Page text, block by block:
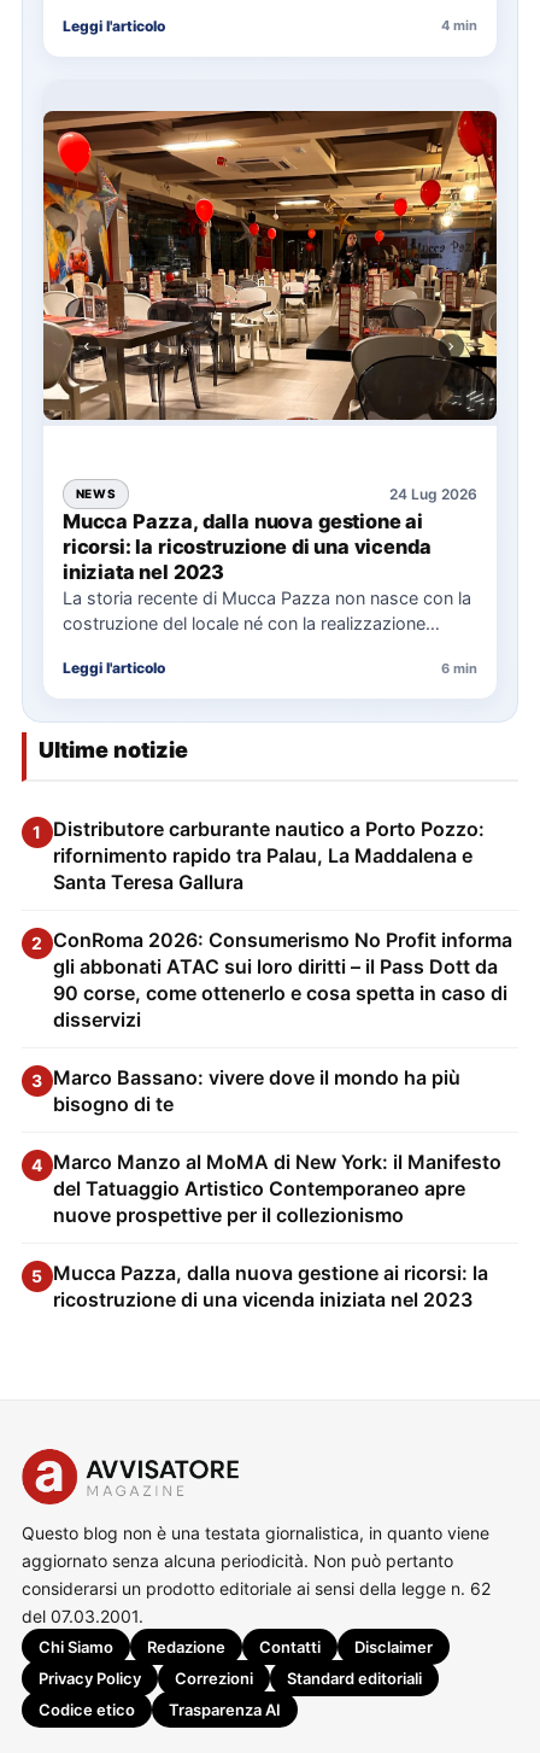
Leggi l'articolo 4 min
NEWS 24 Lug 2026
Mucca Pazza, dalla nuova gestione ai
ricorsi: la ricostruzione di una vicenda
iniziata nel 2023
La storia recente di Mucca Pazza non nasce con la
costruzione del locale né con la realizzazione
Leggi l'articolo 6 min
Ultime notizie
1
Distributore carburante nautico a Porto Pozzo:
rifornimento rapido tra Palau, La Maddalena e
Santa Teresa Gallura
2 ConRoma 2026: Consumerismo No Profit informa
gli abbonati ATAC sui loro diritti – il Pass Dott da
90 corse, come ottenerlo e cosa spetta in caso di
disservizi
3 Marco Bassano: vivere dove il mondo ha più
bisogno di te
4 Marco Manzo al MoMA di New York: il Manifesto
del Tatuaggio Artistico Contemporaneo apre
nuove prospettive per il collezionismo
5 Mucca Pazza, dalla nuova gestione ai ricorsi: la
ricostruzione di una vicenda iniziata nel 2023
Questo blog non è una testata giornalistica, in quanto viene
aggiornato senza alcuna periodicità. Non può pertanto
considerarsi un prodotto editoriale ai sensi della legge n. 62
del 07.03.2001.
Chi Siamo Redazione Contatti
Disclaimer
Privacy Policy
Correzioni
Standard editoriali
Codice etico
Trasparenza AI